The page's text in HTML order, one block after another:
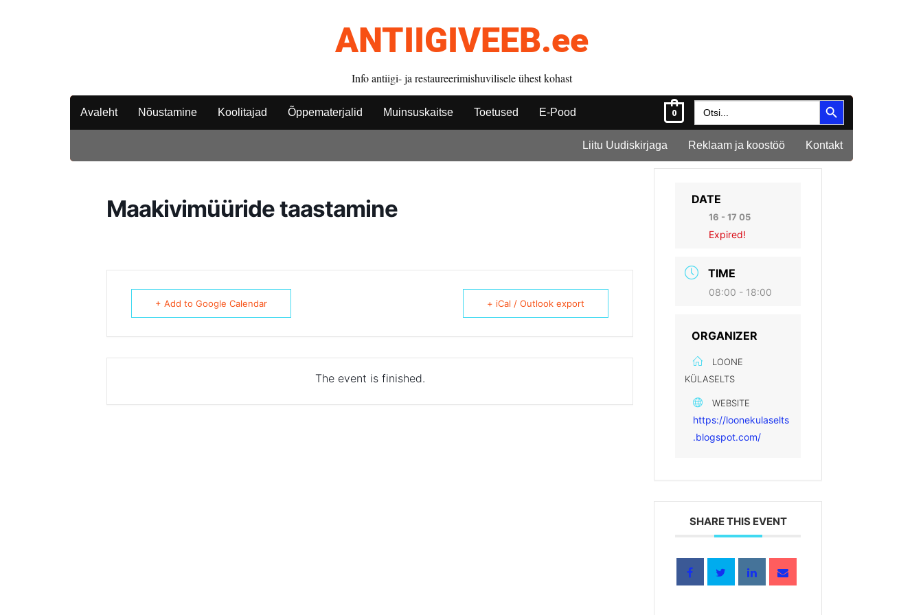
ANTIIGIVEEB.ee
Info antiigi- ja restaureerimishuvilisele ühest kohast
Avaleht Nõustamine Koolitajad Õppematerjalid Muinsuskaitse Toetused E-Pood 0
Search
for:
Search Button
Liitu Uudiskirjaga Reklaam ja koostöö Kontakt
Maakivimüüride taastamine
+ Add to Google Calendar + iCal / Outlook export
The event is finished.
DATE
16 - 17 05
Expired!
TIME
08:00 - 18:00
ORGANIZER
LOONE
KÜLASELTS
WEBSITE
https://loonekulaselts
.blogspot.com/
SHARE THIS EVENT